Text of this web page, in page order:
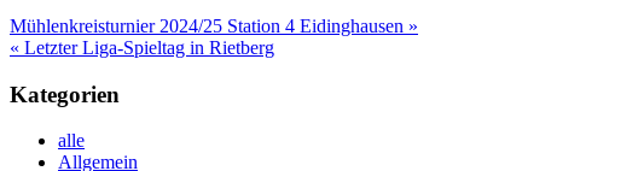
Mühlenkreisturnier 2024/25 Station 4 Eidinghausen »
« Letzter Liga-Spieltag in Rietberg
Kategorien
alle
Allgemein